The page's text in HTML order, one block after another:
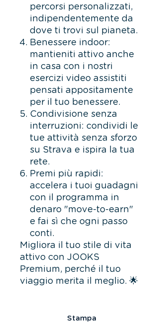
percorsi personalizzati,
indipendentemente da
dove ti trovi sul pianeta.
Benessere indoor:
mantieniti attivo anche
in casa con i nostri
esercizi video assistiti
pensati appositamente
per il tuo benessere.
Condivisione senza
interruzioni: condividi le
tue attività senza sforzo
su Strava e ispira la tua
rete.
Premi più rapidi:
accelera i tuoi guadagni
con il programma in
denaro "move-to-earn"
e fai sì che ogni passo
conti.
Migliora il tuo stile di vita
attivo con JOOKS
Premium, perché il tuo
viaggio merita il meglio. 🌟
Stampa